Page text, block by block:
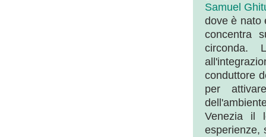
Samuel
dove è nato
concentra
circonda.
conduttore
per
Venezia il
esperienze,